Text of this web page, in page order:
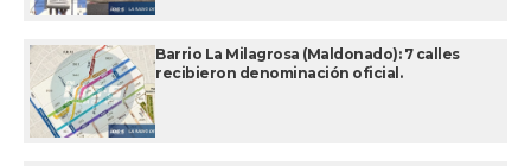
Barrio La Milagrosa (Maldonado): 7 calles
recibieron denominación oficial.